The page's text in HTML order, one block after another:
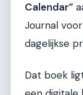
Calendar”
Journal
dagelijkse
Dat boek